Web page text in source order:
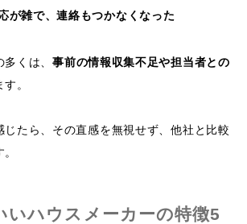
が雑で、連絡もつかなくなった
多くは、事前の情報収集不足や担当者との
。
じたら、その直感を無視せず、他社と比較
いハウスメーカーの特徴5